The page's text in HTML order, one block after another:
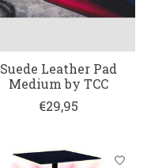
Suede Leather Pad
Medium by TCC
€29,95